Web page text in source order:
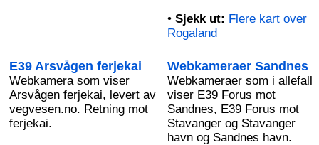
• Sjekk ut: Flere kart over
Rogaland
E39 Arsvågen ferjekai
Webkamera som viser
Arsvågen ferjekai, levert av
vegvesen.no. Retning mot
ferjekai.
Webkameraer Sandnes
Webkameraer som i allefall
viser E39 Forus mot
Sandnes, E39 Forus mot
Stavanger og Stavanger
havn og Sandnes havn.